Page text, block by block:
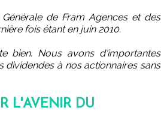
de Fram Agences et des
fois étant en juin 2010.
bien. Nous avons d'importantes
à nos actionnaires sans
L'AVENIR DU